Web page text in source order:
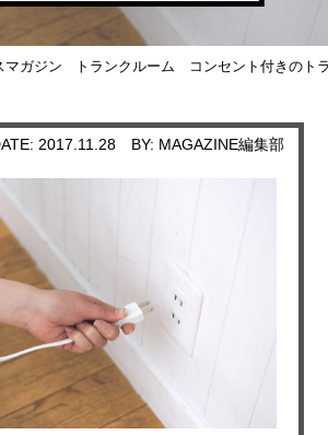
マガジン トランクルーム コンセント付きのト
2017.11.28 BY: MAGAZINE編集部